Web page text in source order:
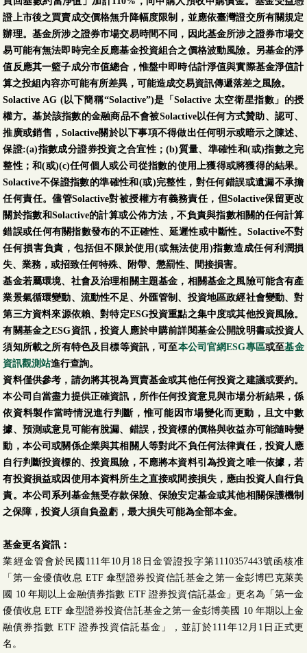
證上市後之買賣成交價格無升降幅度限制，並應依臺灣證交所有關規定
辦理。基金所涉之證券市場交易時間不同，因此基金所涉之證券市場交
易可能有無法即時完全反應基金投資組合之價格波動風險。另基金的淨
值反應其一籃子成分市值總合，惟盤中即時估計淨值與實際基金淨值計
算之投組內容亦可能有所差異，可能造成交易資訊傳遞落差之風險。
Solactive AG (以下簡稱“Solactive”)是「Solactive 太空衛星指數」的授
權方。基於該指數的金融商品不會被Solactive以任何方式贊助、認可、
推廣或銷售，Solactive關於以下事項不得做出任何明示或暗示之陳述、
保證:(a)指數成分證券投資之合宜性；(b)質量、準確性和(或)指數之完
整性；和(或)(c)任何個人或公司從指數的使用上獲得或將獲得的結果。
Solactive不保證指數的準確性和(或)完整性，對任何錯誤或遺漏不承擔
任何責任。儘管Solactive對被授權方有義務責任，但Solactive保留更改
關於指數和Solactive的計算或公佈方法，不負責與指數相關的任何計算
錯誤或任何有關指數發布的不正確性、延遲性或中斷性。Solactive不對
任何損害負責，包括但不限於使用(或無法使用)指數造成任何利潤損
失、業務，或招致任何特殊、附帶、懲罰性、間接損害。
基金若屬環境、社會及治理相關主題基金，相關基金之風險可能含有產
業景氣循環變動、流動性不足、外匯管制、投資地區政經社會變動、對
第三方資料來源依賴、對特定ESG投資重點之集中度或其他投資風險。
有關基金之ESG資訊，投資人應於申購前詳閱基金公開說明書或投資人
須知所載之所有特色及目標等資訊，可至本公司官網ESG專區或至基金
資訊觀測站進行查詢。
資料僅供參考，請勿將其視為買賣基金或其他任何投資之建議或要約。
本公司自當盡力提供正確資訊，所作任何投資意見與市場分析結果，係
依資料製作當時情況進行判斷，惟可能因市場變化而更動，且文中數
據、預測或意見可能有脫漏、錯誤，投資標的價格與收益亦可能隨時變
動，本公司或關係企業與其相關人等對此不負任何法律責任，投資人應
自行判斷投資標的、投資風險，不應將本資料引為投資之唯一依據，若
有投資損益或因使用本資料所生之直接或間接損失，應由投資人自行負
責。本公司系列基金無受存款保險、保險安定基金或其他相關保護機制
之保障，投資人須自負盈虧，最大損失可能為全部本金。
基金更名資訊：
業經金管會於民國111年10月18日金管證投字第1110357443號函核准
「第一金優債收息 ETF 傘型證券投資信託基金之第一金彭博巴克萊美
國 10 年期以上金融債券指數 ETF 證券投資信託基金」更名為「第一金
優債收息 ETF 傘型證券投資信託基金之第一金彭博美國 10 年期以上金
融債券指數 ETF 證券投資信託基金」，並訂於111年12月1日正式更
名。